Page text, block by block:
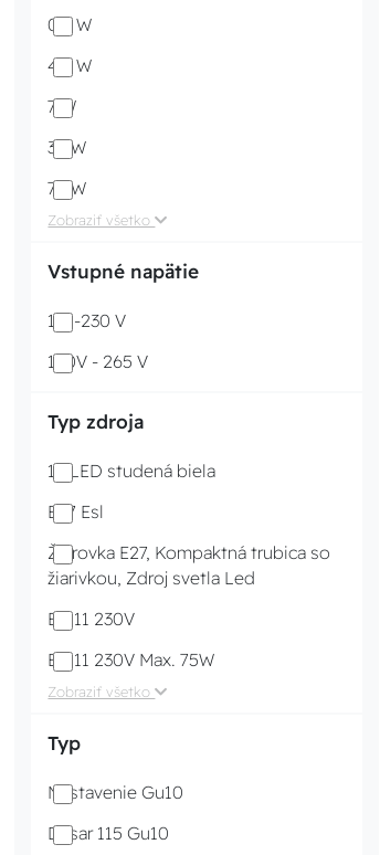
0,3 W
4.3 W
7 W
35 W
75 W
Zobraziť všetko
Vstupné napätie
110-230 V
190V - 265 V
Typ zdroja
12 LED studená biela
E27 Esl
Žiarovka E27, Kompaktná trubica so
žiarivkou, Zdroj svetla Led
Es111 230V
Es111 230V Max. 75W
Zobraziť všetko
Typ
Nastavenie Gu10
Dasar 115 Gu10